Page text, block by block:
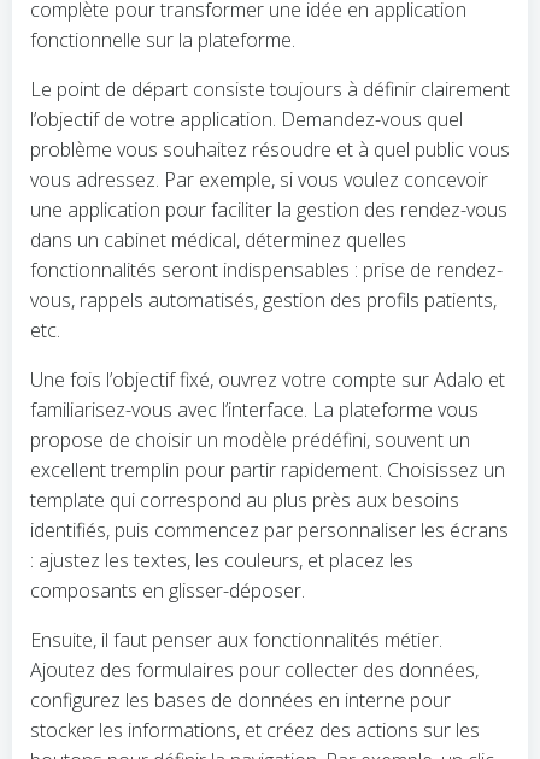
complète pour transformer une idée en application
fonctionnelle sur la plateforme.
Le point de départ consiste toujours à définir clairement
l’objectif de votre application. Demandez-vous quel
problème vous souhaitez résoudre et à quel public vous
vous adressez. Par exemple, si vous voulez concevoir
une application pour faciliter la gestion des rendez-vous
dans un cabinet médical, déterminez quelles
fonctionnalités seront indispensables : prise de rendez-
vous, rappels automatisés, gestion des profils patients,
etc.
Une fois l’objectif fixé, ouvrez votre compte sur Adalo et
familiarisez-vous avec l’interface. La plateforme vous
propose de choisir un modèle prédéfini, souvent un
excellent tremplin pour partir rapidement. Choisissez un
template qui correspond au plus près aux besoins
identifiés, puis commencez par personnaliser les écrans
: ajustez les textes, les couleurs, et placez les
composants en glisser-déposer.
Ensuite, il faut penser aux fonctionnalités métier.
Ajoutez des formulaires pour collecter des données,
configurez les bases de données en interne pour
stocker les informations, et créez des actions sur les